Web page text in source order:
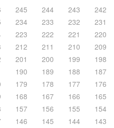
245 244 243
242
234 233 232
231
223 222 221
220
212 211 210
209
201 200 199
198
190 189 188
187
179 178 177
176
168 167 166
165
157 156 155
154
146 145 144
143